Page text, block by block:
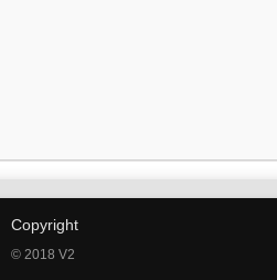
Copyright
© 2018 V2